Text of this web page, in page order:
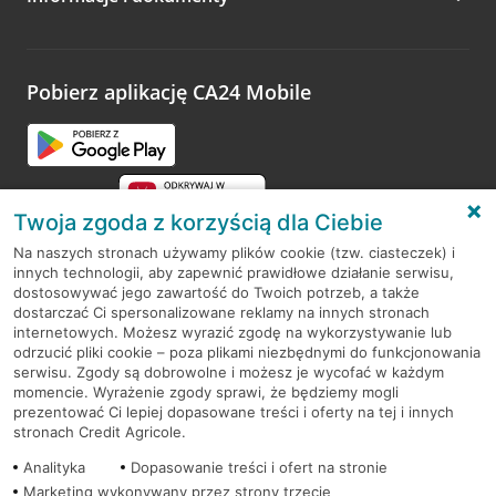
opinie.
Pobierz aplikację CA24 Mobile
RODO
Regulamin serwisu
Mapa serwisu
PolitykaCookies
Twoja zgoda z korzyścią dla Ciebie
Na naszych stronach używamy plików cookie (tzw. ciasteczek) i
innych technologii, aby zapewnić prawidłowe działanie serwisu,
dostosowywać jego zawartość do Twoich potrzeb, a także
dostarczać Ci spersonalizowane reklamy na innych stronach
internetowych. Możesz wyrazić zgodę na wykorzystywanie lub
odrzucić pliki cookie – poza plikami niezbędnymi do funkcjonowania
serwisu. Zgody są dobrowolne i możesz je wycofać w każdym
momencie. Wyrażenie zgody sprawi, że będziemy mogli
prezentować Ci lepiej dopasowane treści i oferty na tej i innych
stronach Credit Agricole.
Analityka
Dopasowanie treści i ofert na stronie
Marketing wykonywany przez strony trzecie